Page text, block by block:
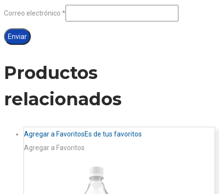
Correo electrónico *
Productos
relacionados
Agregar a FavoritosEs de tus favoritos
Agregar a Favoritos